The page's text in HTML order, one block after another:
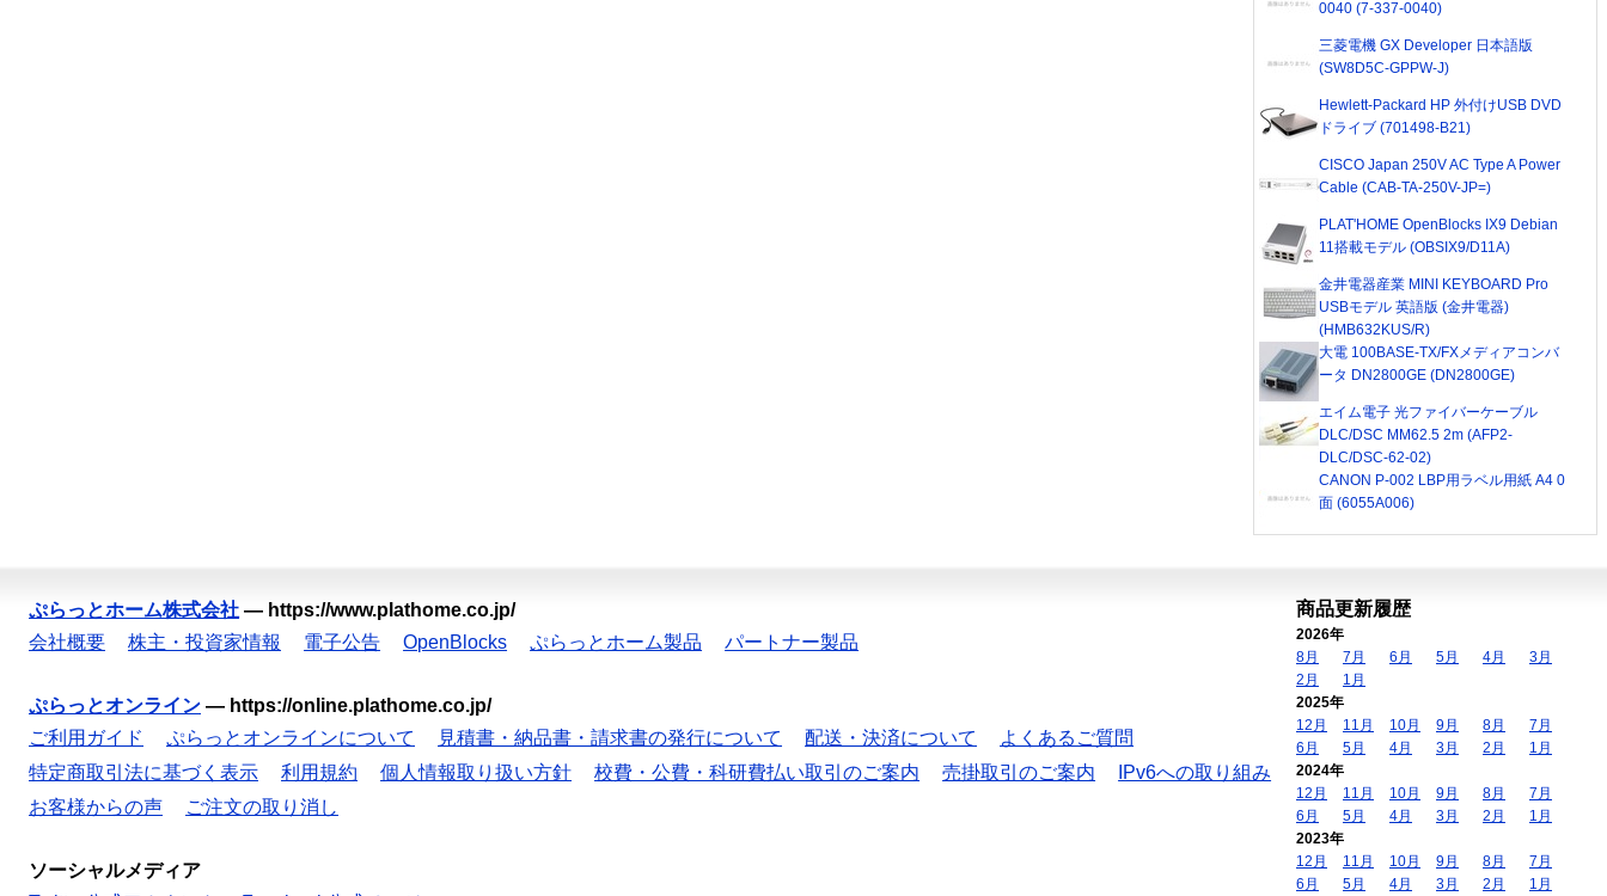
0040 (7-337-0040)
三菱電機 GX Developer 日本語版
(SW8D5C-GPPW-J)
Hewlett-Packard HP 外付けUSB DVD
ドライブ (701498-B21)
CISCO Japan 250V AC Type A Power
Cable (CAB-TA-250V-JP=)
PLAT'HOME OpenBlocks IX9 Debian
11搭載モデル (OBSIX9/D11A)
金井電器産業 MINI KEYBOARD Pro
USBモデル 英語版 (金井電器)
(HMB632KUS/R)
大電 100BASE-TX/FXメディアコンバ
ータ DN2800GE (DN2800GE)
エイム電子 光ファイバーケーブル
DLC/DSC MM62.5 2m (AFP2-
DLC/DSC-62-02)
CANON P-002 LBP用ラベル用紙 A4 0
面 (6055A006)
ぷらっとホーム株式会社 — https://www.plathome.co.jp/
会社概要
株主・投資家情報 電子公告 OpenBlocks ぷらっとホーム製品 パートナー製品
ぷらっとオンライン — https://online.plathome.co.jp/
ご利用ガイド
ぷらっとオンラインについて 見積書・納品書・請求書の発行について 配送・決済について
よくあるご質問
特定商取引法に基づく表示
利用規約 個人情報取り扱い方針 校費・公費・科研費払い取引のご案内 売掛取引のご案内
IPv6への取り組み
お客様からの声
ご注文の取り消し
ソーシャルメディア
商品更新履歴
2026年
8月
7月 6月 5月 4月
3月
2月
1月
2025年
12月
11月 10月 9月 8月
7月
6月
5月 4月 3月 2月
1月
2024年
12月
11月 10月 9月 8月
7月
6月
5月 4月 3月 2月
1月
2023年
12月
11月 10月 9月 8月
7月
6月
5月 4月 3月 2月
1月